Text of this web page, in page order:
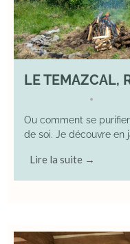
LE TEMAZCAL,
•
Ou comment se
de soi. Je découvre en
Lire la suite →